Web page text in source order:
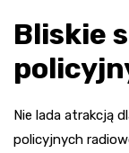
Bliskie
Nie lada atrakcją
policyjnych